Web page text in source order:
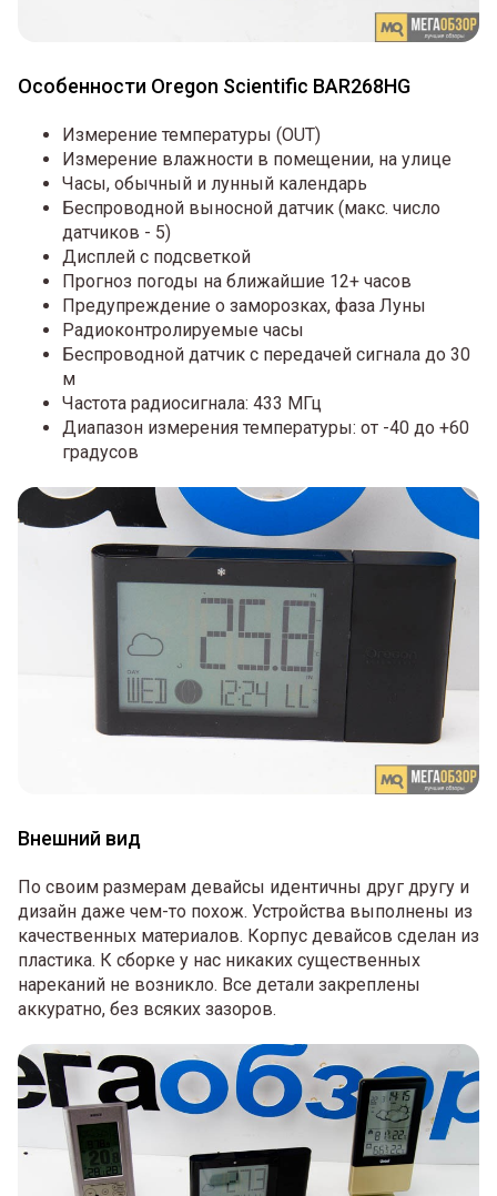
Особенности Oregon Scientific BAR268HG
Измерение температуры (OUT)
Измерение влажности в помещении, на улице
Часы, обычный и лунный календарь
Беспроводной выносной датчик (макс. число
датчиков - 5)
Дисплей с подсветкой
Прогноз погоды на ближайшие 12+ часов
Предупреждение о заморозках, фаза Луны
Радиоконтролируемые часы
Беспроводной датчик с передачей сигнала до 30
м
Частота радиосигнала: 433 МГц
Диапазон измерения температуры: от -40 до +60
градусов
Внешний вид
По своим размерам девайсы идентичны друг другу и
дизайн даже чем-то похож. Устройства выполнены из
качественных материалов. Корпус девайсов сделан из
пластика. К сборке у нас никаких существенных
нареканий не возникло. Все детали закреплены
аккуратно, без всяких зазоров.